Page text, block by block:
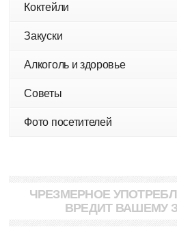
Коктейли
Закуски
Алкоголь и здоровье
Советы
Фото посетителей
ЧРЕЗМЕРНОЕ
ВРЕДИТ ВАШЕМУ